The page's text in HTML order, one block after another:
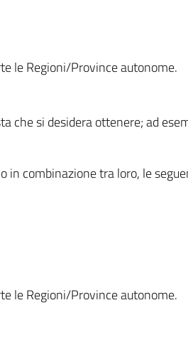
le Regioni/Province autonome.
che si desidera ottenere; ad
combinazione tra loro, le
le Regioni/Province autonome.